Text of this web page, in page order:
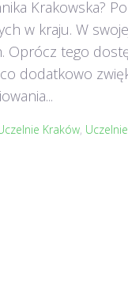
Krakowska?
w kraju. W
Oprócz tego
dodatkowo
Kraków,